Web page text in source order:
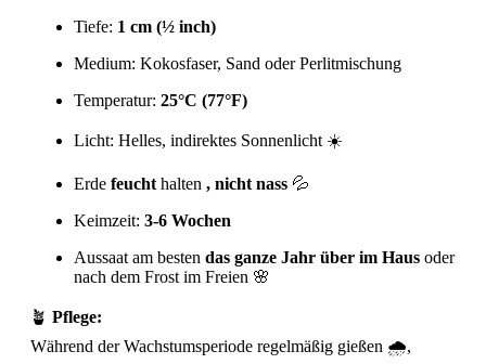
Tiefe: 1 cm (½ inch)
Medium: Kokosfaser, Sand oder Perlitmischung
Temperatur: 25°C (77°F)
Licht: Helles, indirektes Sonnenlicht ☀️
Erde feucht halten , nicht nass 💦
Keimzeit: 3-6 Wochen
Aussaat am besten das ganze Jahr über im Haus oder
nach dem Frost im Freien 🌸
🪴 Pflege:
Während der Wachstumsperiode regelmäßig gießen 🌧️,